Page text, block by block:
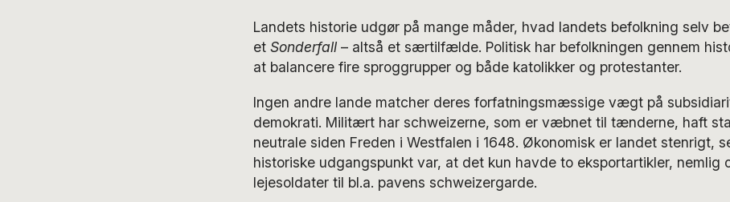
Landets historie udgør på mange måder, hvad landets befolkning selv
et Sonderfall– altså et særtilfælde. Politisk har befolkningen gennem
at balancere fire sproggrupper og både katolikker og protestanter.
Ingen andre lande matcher deres forfatningsmæssige vægt på
demokrati. Militært har schweizerne, som er væbnet til tænderne, haft
neutrale siden Freden i Westfalen i 1648. Økonomisk er landet stenrigt,
historiske udgangspunkt var, at det kun havde to eksportartikler, nemlig
lejesoldater til bl.a. pavens schweizergarde.